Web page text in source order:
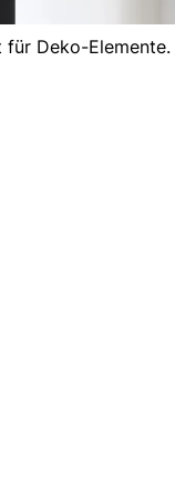
für Deko-